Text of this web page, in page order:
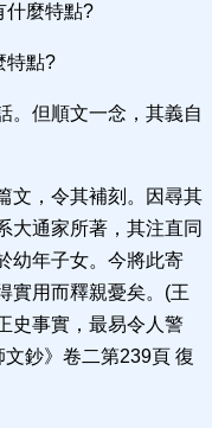
什麼特點?
特點?
。但順文一念，其義自
文，令其補刻。因尋其
大通家所著，其注直同
幼年子女。今將此寄
實用而釋親憂矣。(王
史事實，最易令人警
鈔》卷二第239頁 復